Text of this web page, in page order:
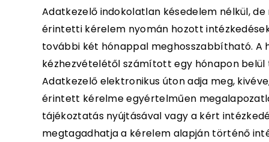
Adatkezelő indokolatlan késedelem nélkül,
érintetti kérelem nyomán hozott
további két hónappal meghosszabbítható. A
kézhezvételétől számított egy hónapon
Adatkezelő elektronikus úton adja meg,
érintett kérelme egyértelműen
tájékoztatás nyújtásával vagy a kért
megtagadhatja a kérelem alapján történő